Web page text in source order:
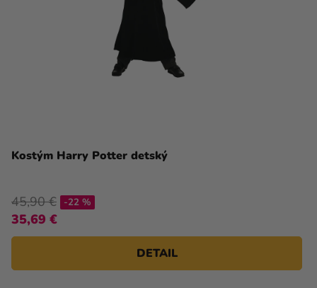
Kostým Harry Potter detský
45,90 €
35,69 €
-22 %
DETAIL